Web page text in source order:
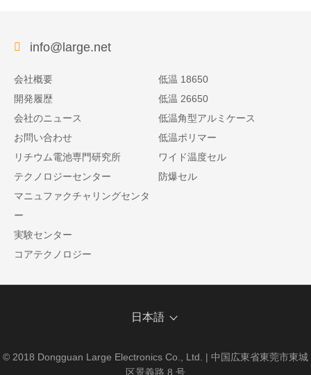
info@large.net
会社概要
開発履歴
会社のニュース
お問い合わせ
リチウム電池専門研究所
テクノロジーセンター
マニュファクチャリングセンタ
ー
実験センター
コアテクノロジー
低温 18650
低温 26650
低温角型アルミケース
低温ポリマー
ワイド温度セル
防爆セル
日本語
© 2018 Dongguan Large Electronics Co., Ltd. | 中国広東省東莞市東城
区景義路 8 号